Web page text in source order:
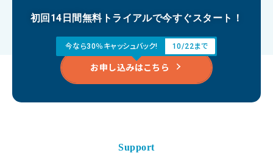
初回14日間無料トライアルで今すぐスタート！
今なら30％キャッシュバック! 10/22まで
お申し込みはこちら
Support